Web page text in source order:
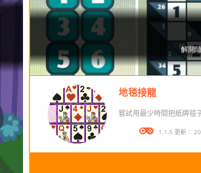
地毯接龍
嘗試用最少時間把紙牌毯
版本： 1.1.5 更新：